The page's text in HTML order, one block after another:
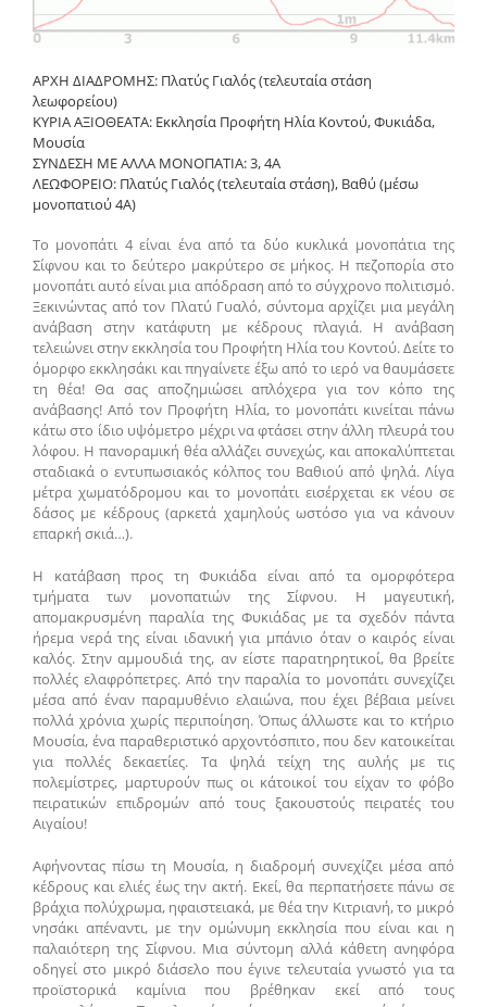
ΑΡΧΗ ΔΙΑΔΡΟΜΗΣ: Πλατύς Γιαλός (τελευταία στάση
λεωφορείου)
ΚΥΡΙΑ ΑΞΙΟΘΕΑΤΑ: Εκκλησία Προφήτη Ηλία Κοντού, Φυκιάδα,
Μουσία
ΣΥΝΔΕΣΗ ΜΕ ΑΛΛΑ ΜΟΝΟΠΑΤΙΑ: 3, 4A
ΛΕΩΦΟΡΕΙΟ: Πλατύς Γιαλός (τελευταία στάση), Βαθύ (μέσω
μονοπατιού 4Α)
Το μονοπάτι 4 είναι ένα από τα δύο κυκλικά μονοπάτια της
Σίφνου και το δεύτερο μακρύτερο σε μήκος. Η πεζοπορία στο
μονοπάτι αυτό είναι μια απόδραση από το σύγχρονο πολιτισμό.
Ξεκινώντας από τον Πλατύ Γυαλό, σύντομα αρχίζει μια μεγάλη
ανάβαση στην κατάφυτη με κέδρους πλαγιά. Η ανάβαση
τελειώνει στην εκκλησία του Προφήτη Ηλία του Κοντού. Δείτε το
όμορφο εκκλησάκι και πηγαίνετε έξω από το ιερό να θαυμάσετε
τη θέα! Θα σας αποζημιώσει απλόχερα για τον κόπο της
ανάβασης! Από τον Προφήτη Ηλία, το μονοπάτι κινείται πάνω
κάτω στο ίδιο υψόμετρο μέχρι να φτάσει στην άλλη πλευρά του
λόφου. Η πανοραμική θέα αλλάζει συνεχώς, και αποκαλύπτεται
σταδιακά ο εντυπωσιακός κόλπος του Βαθιού από ψηλά. Λίγα
μέτρα χωματόδρομου και το μονοπάτι εισέρχεται εκ νέου σε
δάσος με κέδρους (αρκετά χαμηλούς ωστόσο για να κάνουν
επαρκή σκιά…).
Η κατάβαση προς τη Φυκιάδα είναι από τα ομορφότερα
τμήματα των μονοπατιών της Σίφνου. Η μαγευτική,
απομακρυσμένη παραλία της Φυκιάδας με τα σχεδόν πάντα
ήρεμα νερά της είναι ιδανική για μπάνιο όταν ο καιρός είναι
καλός. Στην αμμουδιά της, αν είστε παρατηρητικοί, θα βρείτε
πολλές ελαφρόπετρες. Από την παραλία το μονοπάτι συνεχίζει
μέσα από έναν παραμυθένιο ελαιώνα, που έχει βέβαια μείνει
πολλά χρόνια χωρίς περιποίηση. Όπως άλλωστε και το κτήριο
Μουσία, ένα παραθεριστικό αρχοντόσπιτο, που δεν κατοικείται
για πολλές δεκαετίες. Τα ψηλά τείχη της αυλής με τις
πολεμίστρες, μαρτυρούν πως οι κάτοικοί του είχαν το φόβο
πειρατικών επιδρομών από τους ξακουστούς πειρατές του
Αιγαίου!
Αφήνοντας πίσω τη Μουσία, η διαδρομή συνεχίζει μέσα από
κέδρους και ελιές έως την ακτή. Εκεί, θα περπατήσετε πάνω σε
βράχια πολύχρωμα, ηφαιστειακά, με θέα την Κιτριανή, το μικρό
νησάκι απέναντι, με την ομώνυμη εκκλησία που είναι και η
παλαιότερη της Σίφνου. Μια σύντομη αλλά κάθετη ανηφόρα
οδηγεί στο μικρό διάσελο που έγινε τελευταία γνωστό για τα
προϊστορικά καμίνια που βρέθηκαν εκεί από τους